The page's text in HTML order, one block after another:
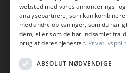
SP-
websted med vores annoncerings- og
analysepartnere, som kan kombinere
med andre oplysninger, som du har
dem, eller som de har indsamlet fra
brug af deres tjenester.
ABSOLUT NØDVENDIGE